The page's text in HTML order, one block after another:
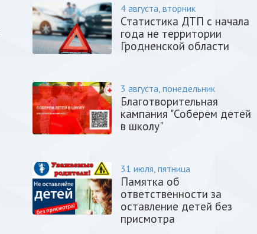
4 августа, вторник
Статистика ДТП с начала
года не территории
Гродненской области
3 августа, понедельник
Благотворительная
кампания "Соберем детей
в школу"
31 июля, пятница
Памятка об
ответственности за
оставление детей без
присмотра